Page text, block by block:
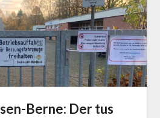
Berne: Der tus